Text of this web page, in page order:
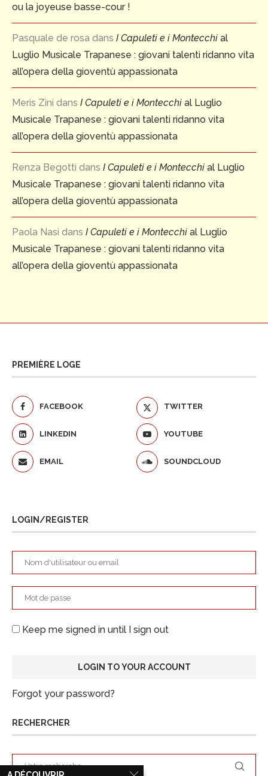
ou la joyeuse basse-cour !
Pasquale de rosa dans I Capuleti e i Montecchi al
Luglio Musicale Trapanese : giovani talenti ridanno vita
all’opera della gioventù appassionata
Meris Zini dans I Capuleti e i Montecchi al Luglio
Musicale Trapanese : giovani talenti ridanno vita
all’opera della gioventù appassionata
Renza Begotti dans I Capuleti e i Montecchi al Luglio
Musicale Trapanese : giovani talenti ridanno vita
all’opera della gioventù appassionata
Paola Nasi dans I Capuleti e i Montecchi al Luglio
Musicale Trapanese : giovani talenti ridanno vita
all’opera della gioventù appassionata
PREMIÈRE LOGE
FACEBOOK TWITTER
LINKEDIN YOUTUBE
EMAIL SOUNDCLOUD
LOGIN/REGISTER
Keep me signed in until I sign out
Forgot your password?
RECHERCHER